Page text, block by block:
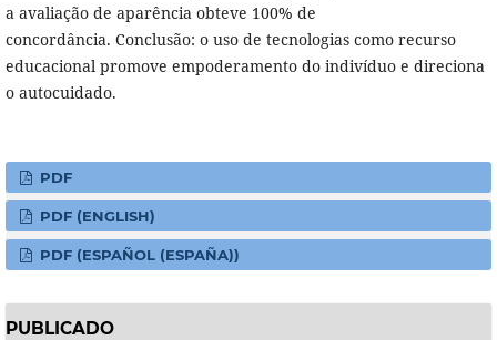
a avaliação de aparência obteve 100% de
concordância. Conclusão: o uso de tecnologias como recurso
educacional promove empoderamento do indivíduo e direciona
o autocuidado.
PDF
PDF (ENGLISH)
PDF (ESPAÑOL (ESPAÑA))
PUBLICADO